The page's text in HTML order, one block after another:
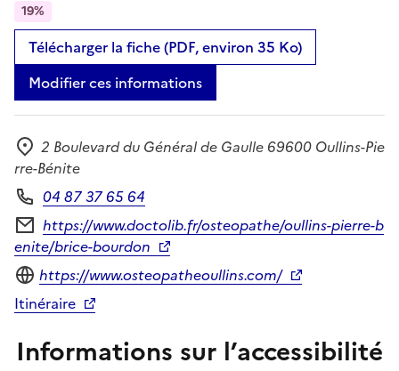
19%
Télécharger la fiche (PDF, environ 35 Ko)
Modifier ces informations
Adresse
2 Boulevard du Général de Gaulle 69600 Oullins-Pie
rre-Bénite
Téléphone
04 87 37 65 64
Formulaire de contact
https://www.doctolib.fr/osteopathe/oullins-pierre-b
enite/brice-bourdon
Site internet
https://www.osteopatheoullins.com/
Itinéraire
Informations sur l’accessibilité